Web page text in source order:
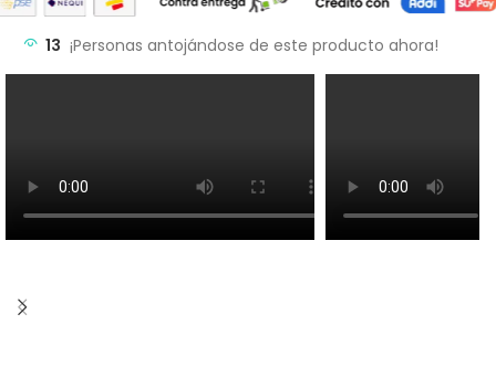
13 ¡Personas antojándose de este producto ahora!